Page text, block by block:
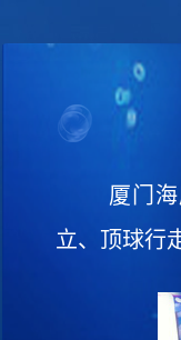
厦门
立、顶球行